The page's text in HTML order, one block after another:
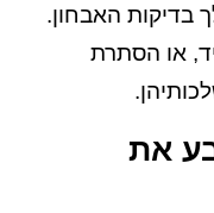
בדיקות האבחון.
או הסתרת
את